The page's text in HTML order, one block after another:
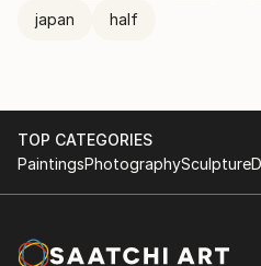
Conceptual art
Working with ceramic,
japan half
TOP CATEGORIES
PaintingsPhotographySculpture